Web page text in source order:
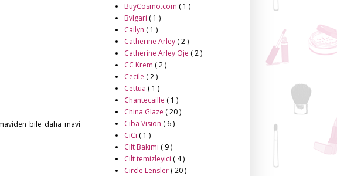
bile daha mavi
BuyCosmo.com ( 1 )
Bvlgari ( 1 )
Cailyn ( 1 )
Catherine Arley ( 2 )
Catherine Arley Oje ( 2 )
CC Krem ( 2 )
Cecile ( 2 )
Cettua ( 1 )
Chantecaille ( 1 )
China Glaze ( 20 )
Ciba Vision ( 6 )
CiCi ( 1 )
Cilt Bakımı ( 9 )
Cilt temizleyici ( 4 )
Circle Lensler ( 20 )